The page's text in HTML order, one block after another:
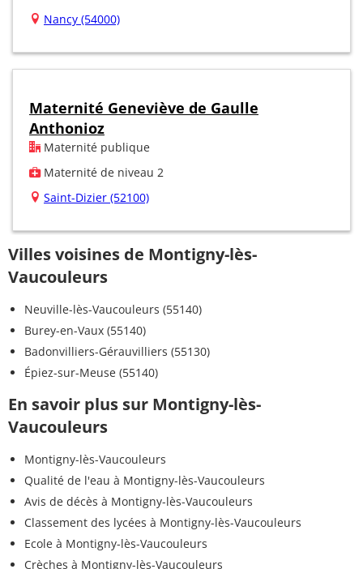
Nancy (54000)
Maternité Geneviève de Gaulle
Anthonioz
Maternité publique
Maternité de niveau 2
Saint-Dizier (52100)
Villes voisines de Montigny-lès-
Vaucouleurs
Neuville-lès-Vaucouleurs (55140)
Burey-en-Vaux (55140)
Badonvilliers-Gérauvilliers (55130)
Épiez-sur-Meuse (55140)
En savoir plus sur Montigny-lès-
Vaucouleurs
Montigny-lès-Vaucouleurs
Qualité de l'eau à Montigny-lès-Vaucouleurs
Avis de décès à Montigny-lès-Vaucouleurs
Classement des lycées à Montigny-lès-Vaucouleurs
Ecole à Montigny-lès-Vaucouleurs
Crèches à Montigny-lès-Vaucouleurs